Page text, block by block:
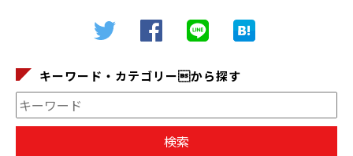
キーワード・カテゴリーから探す